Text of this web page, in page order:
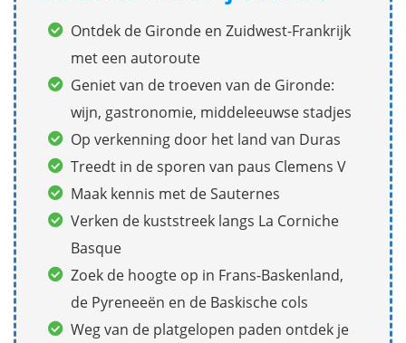
Ontdek de Gironde en Zuidwest-Frankrijk
met een autoroute
Geniet van de troeven van de Gironde:
wijn, gastronomie, middeleeuwse stadjes
Op verkenning door het land van Duras
Treedt in de sporen van paus Clemens V
Maak kennis met de Sauternes
Verken de kuststreek langs La Corniche
Basque
Zoek de hoogte op in Frans-Baskenland,
de Pyreneeën en de Baskische cols
Weg van de platgelopen paden ontdek je